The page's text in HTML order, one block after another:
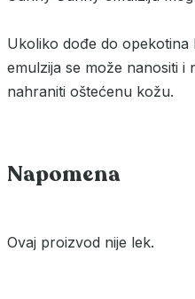
Ukoliko dođe do
emulzija se može nanositi i
nahraniti oštećenu kožu.
Napomena
Ovaj proizvod nije lek.